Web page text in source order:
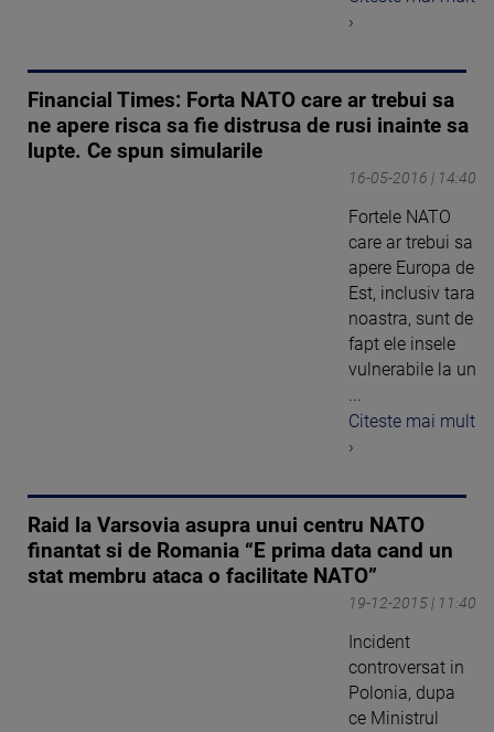
›
Financial Times: Forta NATO care ar trebui sa
ne apere risca sa fie distrusa de rusi inainte sa
lupte. Ce spun simularile
16-05-2016 | 14:40
Fortele NATO
care ar trebui sa
apere Europa de
Est, inclusiv tara
noastra, sunt de
fapt ele insele
vulnerabile la un
...
Citeste mai mult
›
Raid la Varsovia asupra unui centru NATO
finantat si de Romania “E prima data cand un
stat membru ataca o facilitate NATO”
19-12-2015 | 11:40
Incident
controversat in
Polonia, dupa
ce Ministrul